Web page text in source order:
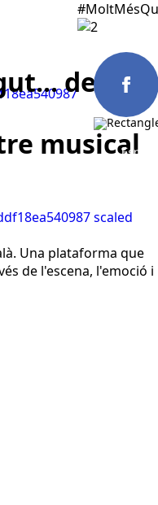
de
musical
Una plataforma que
de l'escena, l'emoció i